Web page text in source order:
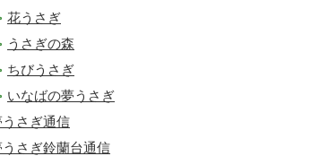
花うさぎ
うさぎの森
ちびうさぎ
いなばの夢うさぎ
うさぎ通信
うさぎ鈴蘭台通信